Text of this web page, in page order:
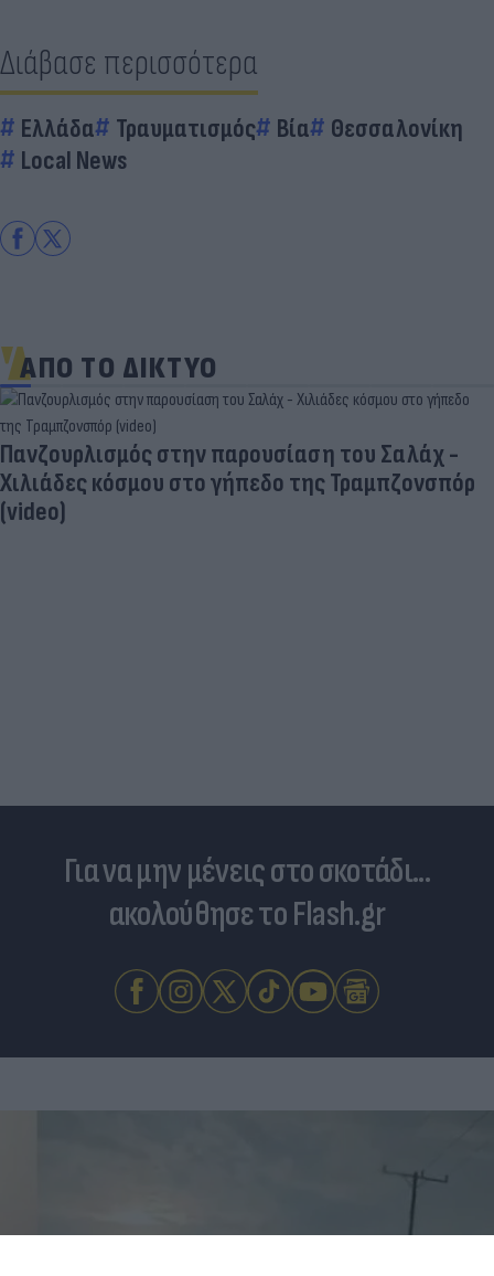
Διάβασε περισσότερα
Ελλάδα Τραυματισμός Βία
Θεσσαλονίκη
Local News
ΑΠΟ ΤΟ ΔΙΚΤΥΟ
Πανζουρλισμός στην παρουσίαση του Σαλάχ -
Χιλιάδες κόσμου στο γήπεδο της Τραμπζονσπόρ
(video)
Για να μην μένεις στο σκοτάδι...
ακολούθησε το Flash.gr